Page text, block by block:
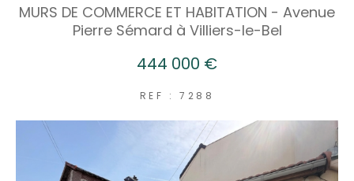
MURS DE COMMERCE ET HABITATION - Avenue
Pierre Sémard à Villiers-le-Bel
444 000 €
REF : 7288